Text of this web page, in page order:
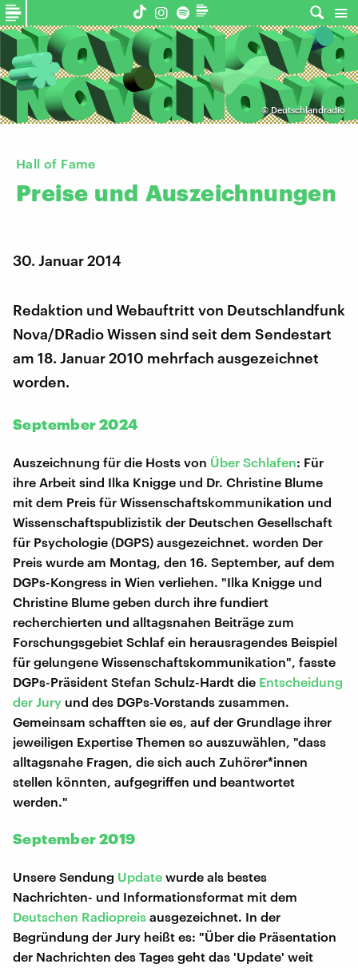
© Deutschlandradio
Hall of Fame
Preise und Auszeichnungen
30. Januar 2014
Redaktion und Webauftritt von Deutschlandfunk
Nova/DRadio Wissen sind seit dem Sendestart
am 18. Januar 2010 mehrfach ausgezeichnet
worden.
September 2024
Auszeichnung für die Hosts von Über Schlafen: Für
ihre Arbeit sind Ilka Knigge und Dr. Christine Blume
mit dem Preis für Wissenschaftskommunikation und
Wissenschaftspublizistik der Deutschen Gesellschaft
für Psychologie (DGPS) ausgezeichnet. worden Der
Preis wurde am Montag, den 16. September, auf dem
DGPs-Kongress in Wien verliehen. "Ilka Knigge und
Christine Blume geben durch ihre fundiert
recherchierten und alltagsnahen Beiträge zum
Forschungsgebiet Schlaf ein herausragendes Beispiel
für gelungene Wissenschaftskommunikation", fasste
DGPs-Präsident Stefan Schulz-Hardt die Entscheidung
der Jury und des DGPs-Vorstands zusammen.
Gemeinsam schafften sie es, auf der Grundlage ihrer
jeweiligen Expertise Themen so auszuwählen, "dass
alltagsnahe Fragen, die sich auch Zuhörer*innen
stellen könnten, aufgegriffen und beantwortet
werden."
September 2019
Unsere Sendung Update wurde als bestes
Nachrichten- und Informationsformat mit dem
Deutschen Radiopreis ausgezeichnet. In der
Begründung der Jury heißt es: "Über die Präsentation
der Nachrichten des Tages geht das 'Update' weit